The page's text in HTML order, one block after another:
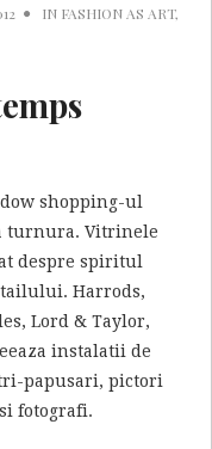
IN FASHION AS ART,
shopping-ul
turnura. Vitrinele
despre spiritul
Harrods,
Lord & Taylor,
instalatii de
papusari, pictori
fotografi.